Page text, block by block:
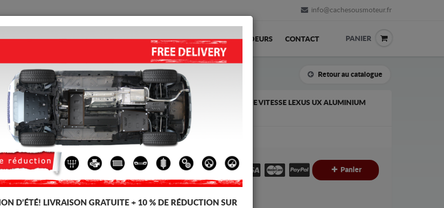
info@cachesousmoteur.fr
PROTECTION ACCUEIL LIVRAISON AVIS REVENDEURS CONTACT PANIER
Retour au catalogue
CACHE SOUS MOTEUR ET DE LA BOÎTE DE VITESSE LEXUS UX ALUMINIUM
(2019-2026)
Code d'article: 26.177ALU
353€
TTC
Panier
D’ÉTÉ! LIVRAISON GRATUITE + 10 % DE RÉDUCTION SUR